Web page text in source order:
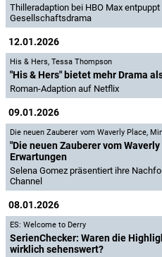
Thilleradaption bei HBO Max
Gesellschaftsdrama
12.01.2026
His & Hers, Tessa Thompson
"His & Hers" bietet mehr Drama
Roman-Adaption auf Netflix
09.01.2026
Die neuen Zauberer vom Waverly Place,
"Die neuen Zauberer vom
Erwartungen
Selena Gomez präsentiert ihre
Channel
08.01.2026
ES: Welcome to Derry
SerienChecker: Waren die
wirklich sehenswert?